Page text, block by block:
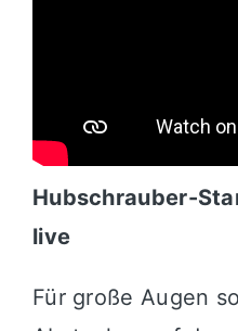
Hubschrauber-
live
Für große Augen